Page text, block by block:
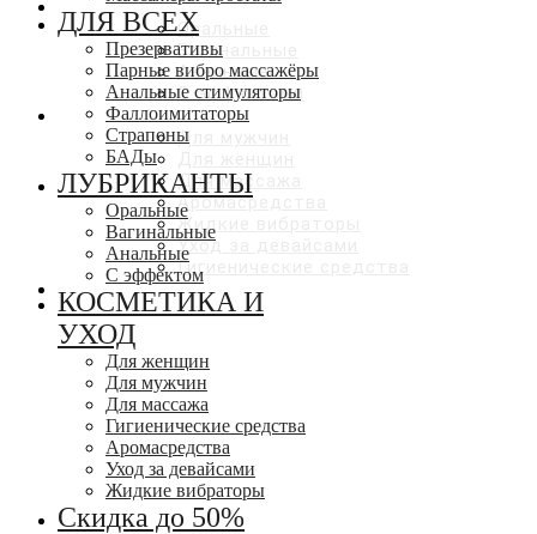
ЛУБРИКАНТЫ
Оральные
Вагинальные
Анальные
С эффектами
КОСМЕТИКА И УХОД
Для мужчин
Для массажа
Аромасредства
Жидкие вибраторы
Уход за девайсами
Гигиенические средства
СКИДКИ ДО 50%
ДЛЯ ВСЕХ
Презервативы
Парные вибро массажёры
Анальные стимуляторы
Фаллоимитаторы
Страпоны
БАДы
ЛУБРИКАНТЫ
Оральные
Вагинальные
Анальные
С эффектом
КОСМЕТИКА И
УХОД
Для женщин
Для мужчин
Для массажа
Гигиенические средства
Аромасредства
Уход за девайсами
Жидкие вибраторы
Скидка до 50%